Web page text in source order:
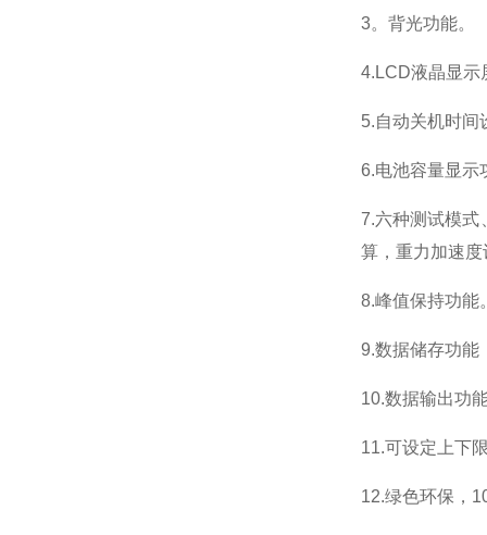
3。背光功能。
4.LCD液晶显示
5.自动关机时间
6.电池容量显示
7.六种测试模
算，重力加速
8.峰值保持功能
9.数据储存功能
10.数据输出功
11.可设定上下
12.绿色环保，